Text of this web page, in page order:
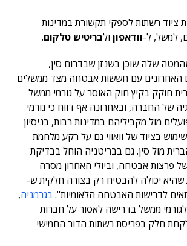
ציוד רשתות לספקי תקשורת במדינות
למשל, ל-וודאפון ולבריטיש טלקום.
שלה שוכן בשנזן שבדרום סין,
האחרונים עם חששות אבטחה מצד ממשלים
חוקק בקיץ חוק האוסר על גורמי ממשל
של החברה, ובאחרונה אף דווח כי גורמי
מול מקביליהם במדינות רבות, בניסיון
בציוד של וואווי גם על רקע מלחמת
מול סין. גם בבריטניה הוחל בבדיקת
פרצות אבטחה, וביולי האחרון מסרה
יכולה להבטיח רק בצורה חלקית ש-
לדרישות האבטחה הלאומיות". בגרמניה,
ממשל בדרישה לאסור על חברות
לקחת חלק בפריסת רשתות הדור החמישי